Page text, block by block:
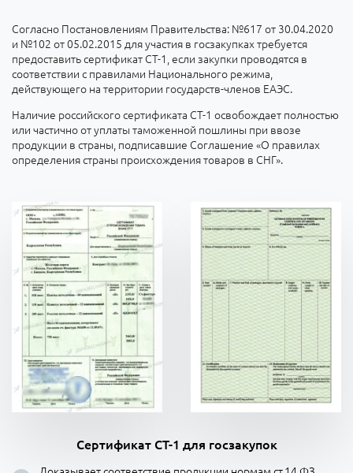
Согласно Постановлениям Правительства: №617 от 30.04.2020
и №102 от 05.02.2015 для участия в госзакупках требуется
предоставить сертификат СТ-1, если закупки проводятся в
соответствии с правилами Национального режима,
действующего на территории государств-членов ЕАЭС.
Наличие российского сертификата СТ-1 освобождает полностью
или частично от уплаты таможенной пошлины при ввозе
продукции в страны, подписавшие Соглашение «О правилах
определения страны происхождения товаров в СНГ».
Сертификат СТ-1 для госзакупок